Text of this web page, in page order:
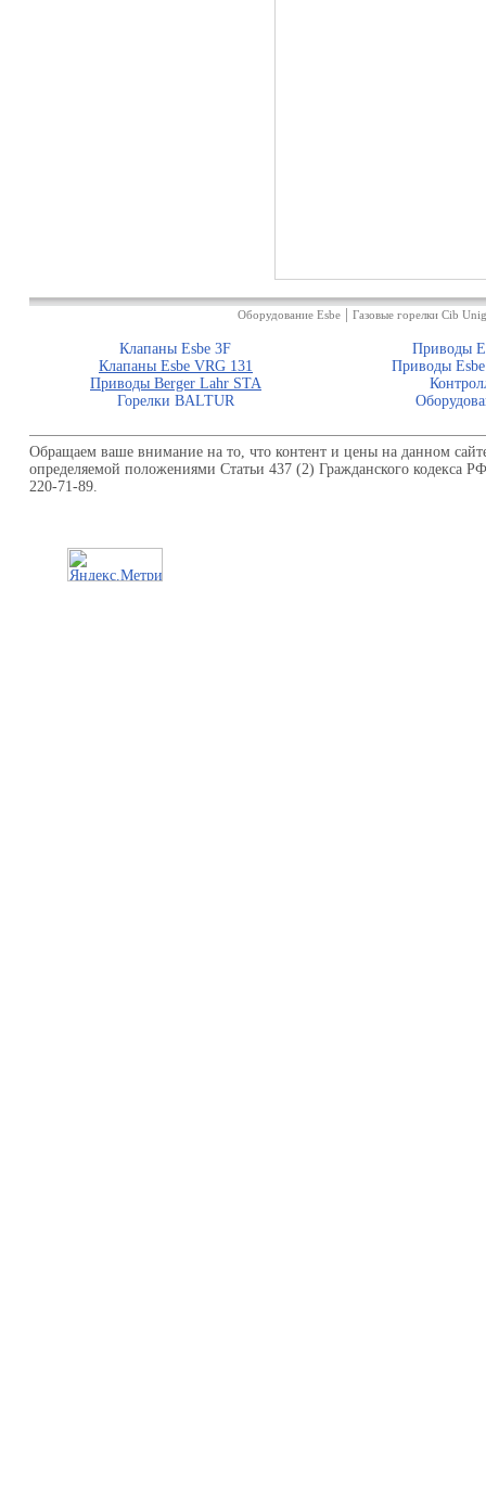
Оборудование Esbe Газовые горелки Cib
Клапаны Esbe 3F
Приводы
Клапаны Esbe VRG 131
Приводы
Приводы Berger Lahr STA
Горелки BALTUR
Обращаем ваше внимание на то, что контент и цены на данном
определяемой положениями Статьи 437 (2) Гражданского кодекса
220-71-89.